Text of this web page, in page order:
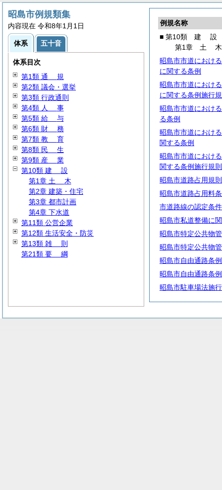
例規名称
■ 第10類 建 設
第1章 土 木
昭島市市道におけ
に関する条例
昭島市市道におけ
に関する条例施行
昭島市市道におけ
る条例
昭島市市道におけ
関する条例
昭島市市道におけ
関する条例施行規則
昭島市道路占用規則
昭島市道路占用料
市道路線の認定条
昭島市私道整備に
昭島市特定公共物
昭島市特定公共物
昭島市自由通路条例
昭島市自由通路条
昭島市駐車場法施
昭島市例規類集
内容現在 令和8年1月1日
体系 五十音
体系目次
第1類 通 規
第2類 議会・選挙
第3類 行政通則
第4類 人 事
第5類 給 与
第6類 財 務
第7類 教 育
第8類 民 生
第9類 産 業
第10類 建 設
第1章 土 木
第2章 建築・住宅
第3章 都市計画
第4章 下水道
第11類 公営企業
第12類 生活安全・防災
第13類 雑 則
第21類 要 綱